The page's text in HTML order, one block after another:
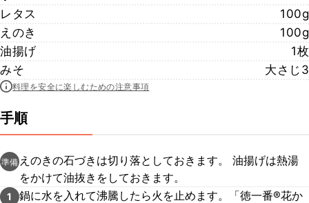
レタス
100g
えのき
100g
油揚げ
1枚
みそ
大さじ3
料理を安全に楽しむための注意事項
手順
準備 えのきの石づきは切り落としておきます。 油揚げは熱湯
をかけて油抜きをしておきます。
1
鍋に水を入れて沸騰したら火を止めます。「徳一番®花か